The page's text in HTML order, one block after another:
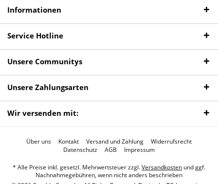
Informationen
Service Hotline
Unsere Communitys
Unsere Zahlungsarten
Wir versenden mit:
Über uns Kontakt Versand und Zahlung
Widerrufsrecht
Datenschutz
AGB Impressum
* Alle Preise inkl. gesetzl. Mehrwertsteuer zzgl.Versandkosten und ggf.
Nachnahmegebühren, wenn nicht anders beschrieben